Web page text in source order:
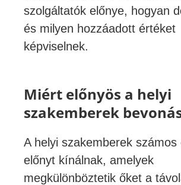
szolgáltatók előnye, hogyan
és milyen hozzáadott értéket
képviselnek.
Miért előnyös a helyi
szakemberek
A helyi szakemberek számos
előnyt kínálnak, amelyek
megkülönböztetik őket a